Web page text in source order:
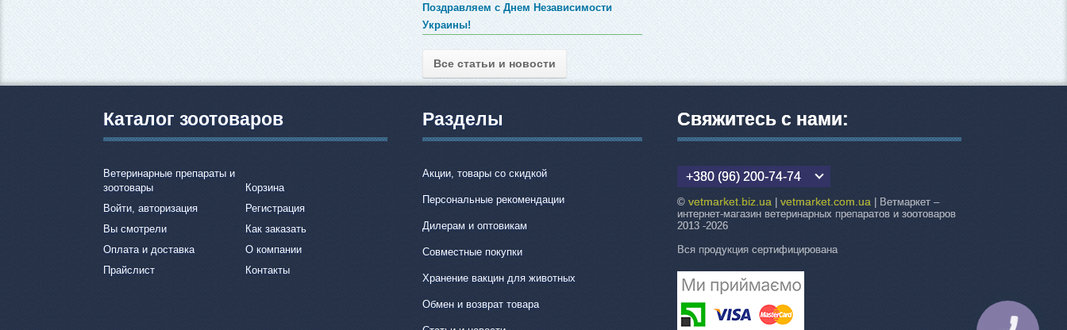
Поздравляем с Днем Независимости
Украины!
Все статьи и новости
Каталог зоотоваров
Ветеринарные препараты и
зоотовары
Корзина
Войти, авторизация
Регистрация
Вы смотрели
Как заказать
Оплата и доставка
О компании
Прайслист
Контакты
Разделы
Акции, товары со скидкой
Персональные рекомендации
Дилерам и оптовикам
Совместные покупки
Хранение вакцин для животных
Обмен и возврат товара
Свяжитесь с нами:
+380 (96) 200-74-74
©vetmarket.biz.ua |vetmarket.com.ua | Ветмаркет –
интернет-магазин ветеринарных препаратов и зоотоваров
2013 -2026
Вся продукция сертифицирована